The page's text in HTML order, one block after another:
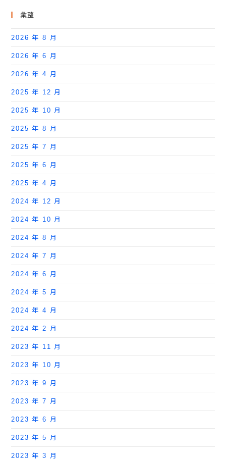
彙整
2026 年 8 月
2026 年 6 月
2026 年 4 月
2025 年 12 月
2025 年 10 月
2025 年 8 月
2025 年 7 月
2025 年 6 月
2025 年 4 月
2024 年 12 月
2024 年 10 月
2024 年 8 月
2024 年 7 月
2024 年 6 月
2024 年 5 月
2024 年 4 月
2024 年 2 月
2023 年 11 月
2023 年 10 月
2023 年 9 月
2023 年 7 月
2023 年 6 月
2023 年 5 月
2023 年 3 月